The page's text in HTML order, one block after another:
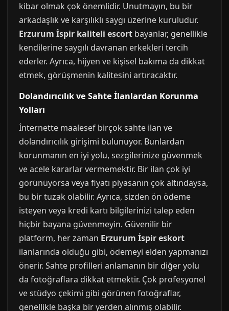
kibar olmak çok önemlidir. Unutmayın, bu bir
arkadaşlık ve karşılıklı saygı üzerine kuruludur.
Erzurum İspir kaliteli escort bayanlar, genellikle
kendilerine saygılı davranan erkekleri tercih
ederler. Ayrıca, hijyen ve kişisel bakıma da dikkat
etmek, görüşmenin kalitesini artıracaktır.
Dolandırıcılık ve Sahte İlanlardan Korunma
Yolları
İnternette maalesef birçok sahte ilan ve
dolandırıcılık girişimi bulunuyor. Bunlardan
korunmanın en iyi yolu, sezgilerinize güvenmek
ve acele kararlar vermemektir. Bir ilan çok iyi
görünüyorsa veya fiyatı piyasanın çok altındaysa,
bu bir tuzak olabilir. Ayrıca, sizden ön ödeme
isteyen veya kredi kartı bilgilerinizi talep eden
hiçbir bayana güvenmeyin. Güvenilir bir
platform, her zaman Erzurum İspir eskort
ilanlarında olduğu gibi, ödemeyi elden yapmanızı
önerir. Sahte profilleri anlamanın bir diğer yolu
da fotoğraflara dikkat etmektir. Çok profesyonel
ve stüdyo çekimi gibi görünen fotoğraflar,
genellikle başka bir yerden alınmış olabilir.